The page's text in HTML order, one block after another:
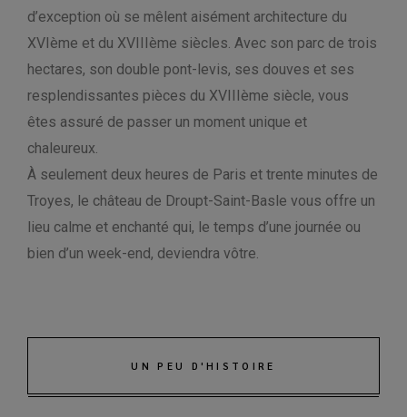
d’exception où se mêlent aisément architecture du
XVIème et du XVIIIème siècles. Avec son parc de trois
hectares, son double pont-levis, ses douves et ses
resplendissantes pièces du XVIIIème siècle, vous
êtes assuré de passer un moment unique et
chaleureux.
À seulement deux heures de Paris et trente minutes de
Troyes, le château de Droupt-Saint-Basle vous offre un
lieu calme et enchanté qui, le temps d’une journée ou
bien d’un week-end, deviendra vôtre.
UN PEU D'HISTOIRE